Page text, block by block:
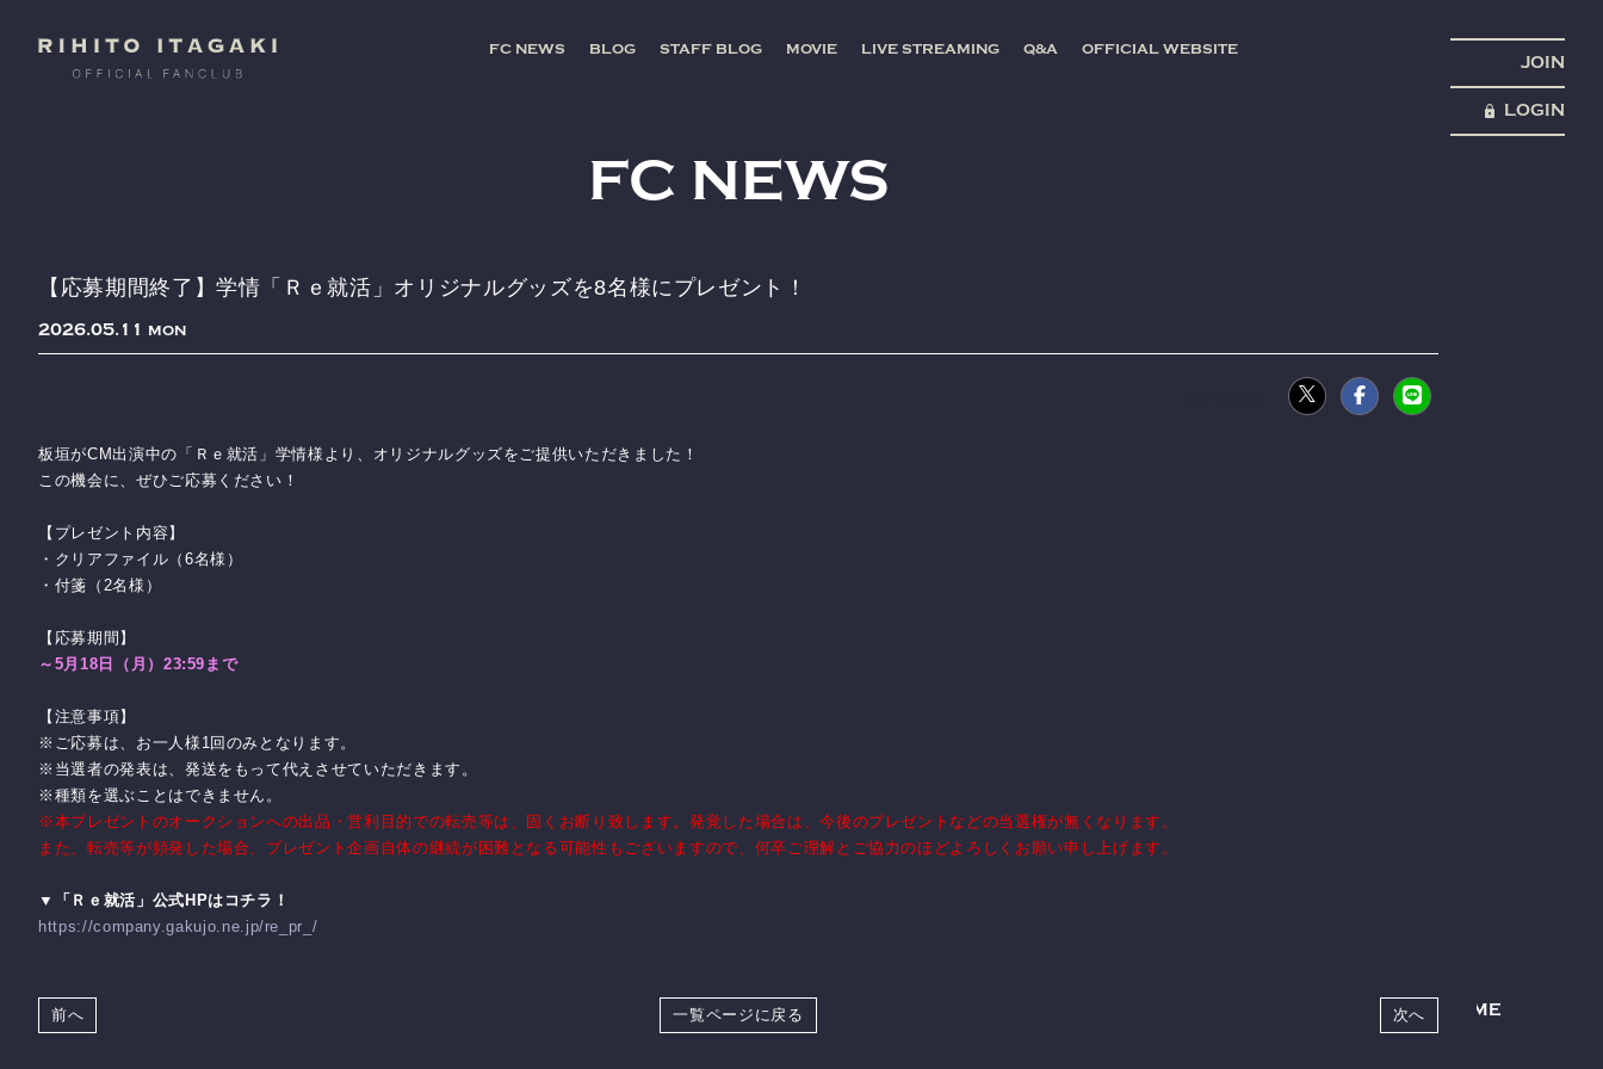
FC NEWS BLOG STAFF BLOG MOVIE LIVE STREAMING Q&A OFFICIAL WEBSITE
JOIN
LOGIN
FC NEWS
【応募期間終了】学情「Ｒｅ就活」オリジナルグッズを8名様にプレゼント！
2026 05 11 MON
板垣がCM出演中の「Ｒｅ就活」学情様より、オリジナルグッズをご提供いただきました！
この機会に、ぜひご応募ください！
【プレゼント内容】
・クリアファイル（6名様）
・付箋（2名様）
【応募期間】
～ 5月 18 日（月） 23:59 まで
【注意事項】
※ご応募は、お一人様1回のみとなります。
※当選者の発表は、発送をもって代えさせていただきます。
※種類を選ぶことはできません。
※本プレゼントのオークションへの出品・営利目的での転売等は、固くお断り致します。発覚した場合は、今後のプレゼントなどの当選権が無くなります。
また、転売等が頻発した場合、プレゼント企画自体の継続が困難となる可能性もございますので、何卒ご理解とご協力のほどよろしくお願い申し上げます。
▼ 「Ｒｅ就活」公式 HPはコチラ！
https://company.gakujo.ne.jp/re_pr_/
前へ 一覧ページに戻る 次へ
推奨環境
HOME